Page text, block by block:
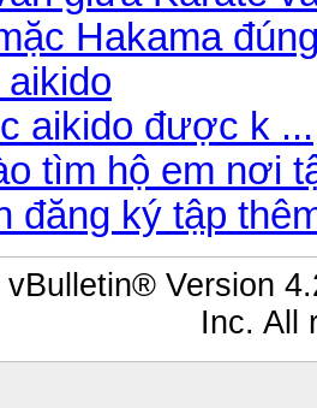
Hakama
aikido được k ...
tìm hộ em nơi
đăng ký tập
vBulletin® Version
Inc. All